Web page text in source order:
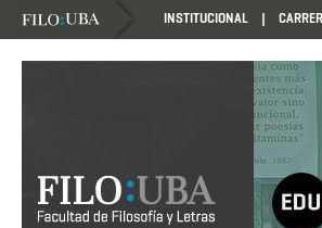
INSTITUCIONAL
HTTP://EDUCACION.FILO.UBA.AR/PROGRAMACION1985